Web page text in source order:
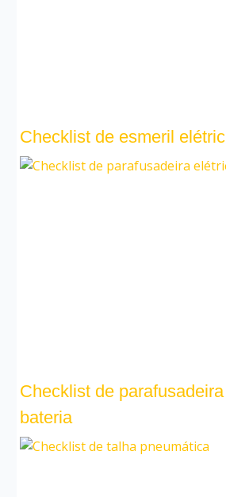
Checklist de esmeril
Checklist de
bateria